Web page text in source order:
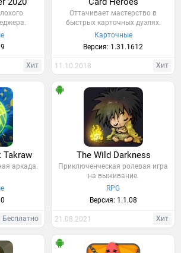
Хит
Оттачивает мастерство в
быстрых карточных дуэлях.
Карточные
Версия: 1.31.1612
11.10.2018 Хит
Takraw
аркада.
Бесплатно
The Wild Darkness
Приключенческая ролевая игра
на выживание.
RPG
Версия: 1.1.08
21.08.2021 Хит